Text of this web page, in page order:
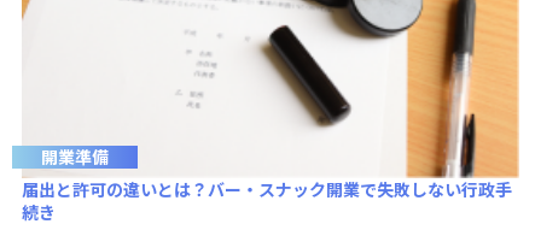
開業準備
届出と許可の違いとは？バー・スナック開業で失敗しない行政手
続き